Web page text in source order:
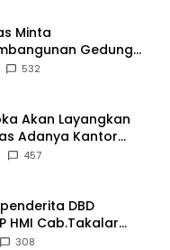
Minta
Gedung
Cisoka
532
Akan Layangkan
Adanya Kantor
457
DBD
HMI Cab.Takalar
308